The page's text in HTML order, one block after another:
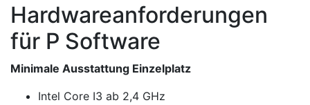
Hardwareanforderungen
für P Software
Minimale Ausstattung Einzelplatz
Intel Core I3 ab 2,4 GHz